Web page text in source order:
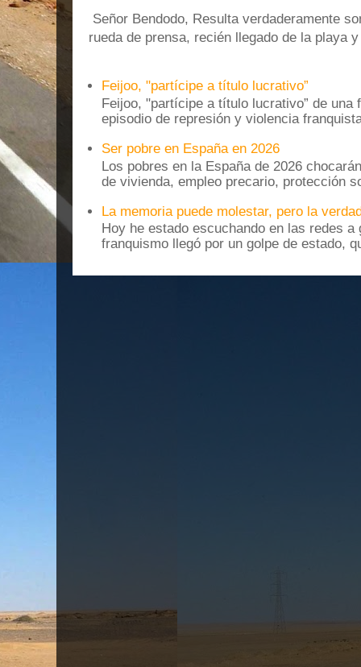
Señor Bendodo, Resulta verdaderamente
rueda de prensa, recién llegado de la playa
Feijoo, "partícipe a título lucrativo”
Feijoo, "partícipe a título lucrativo” de una
episodio de represión y violencia
Ser pobre en España en 2026
Los pobres en la España de 2026
de vivienda, empleo precario, protección
La memoria puede molestar, pero la
Hoy he estado escuchando en las redes
franquismo llegó por un golpe de estado,